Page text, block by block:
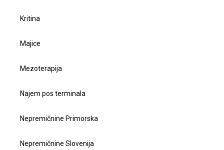
Kritina
Majice
Mezoterapija
Najem pos terminala
Nepremičnine Primorska
Nepremičnine Slovenija